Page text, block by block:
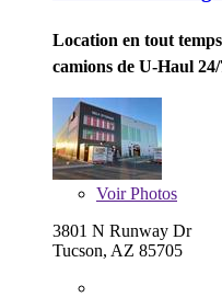
Location en tout temps
camions de U-Haul
VoirPhotos
3801 N Runway Dr
Tucson, AZ 85705